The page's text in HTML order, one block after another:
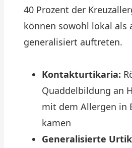
40 Prozent der
können sowohl lokal als
generalisiert auftreten.
Kontakturtikaria:
Quaddelbildung an
mit dem Allergen in
kamen
Generalisierte